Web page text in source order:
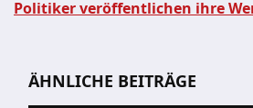
Politiker veröffentlichen ihre
ÄHNLICHE BEITRÄGE